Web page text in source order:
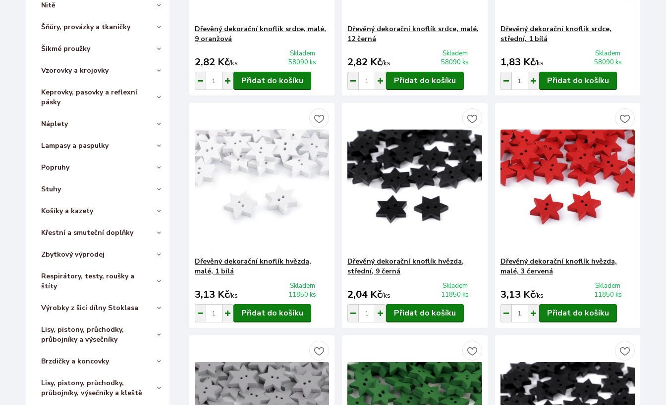
Nitě
Šňůry, provázky a tkaničky
Šikmé proužky
Vzorovky a krojovky
Keprovky, pasovky a reflexní
pásky
Náplety
Lampasy a paspulky
Popruhy
Stuhy
Košíky a kazety
Křestní a smuteční doplňky
Zbytkový výprodej
Respirátory, testy, roušky a
štíty
Výrobky z šicí dílny Stoklasa
Lisy, pistony, průchodky,
průbojníky a výsečníky
Brzdičky a koncovky
Lisy, pistony, průchodky,
průbojníky, výsečníky a kleště
Dřevěný dekorační knoflík srdce, malé,
9 oranžová
2,82 Kč/ks
Skladem
58090 ks
Přidat do košíku
Dřevěný dekorační knoflík srdce, malé,
12 černá
2,82 Kč/ks
Skladem
58090 ks
Přidat do košíku
Dřevěný dekorační knoflík srdce,
střední, 1 bílá
1,83 Kč/ks
Skladem
58090 ks
Přidat do košíku
Dřevěný dekorační knoflík hvězda,
malé, 1 bílá
3,13 Kč/ks
Skladem
11850 ks
Přidat do košíku
Dřevěný dekorační knoflík hvězda,
střední, 9 černá
2,04 Kč/ks
Skladem
11850 ks
Přidat do košíku
Dřevěný dekorační knoflík hvězda,
malé, 3 červená
3,13 Kč/ks
Skladem
11850 ks
Přidat do košíku